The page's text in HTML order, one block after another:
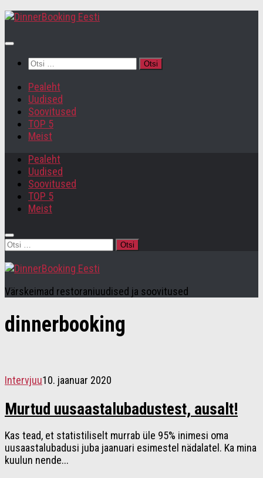
Otsi:
Pealeht
Uudised
Soovitused
TOP 5
Meist
Pealeht
Uudised
Soovitused
TOP 5
Meist
Otsi:
Värskeimad restoraniuudised ja soovitused
dinnerbooking
Intervjuu10. jaanuar 2020
Murtud uusaastalubadustest, ausalt!
Kas tead, et statistiliselt murrab üle 95% inimesi oma
uusaastalubadusi juba jaanuari esimestel nädalatel. Ka mina
kuulun nende...